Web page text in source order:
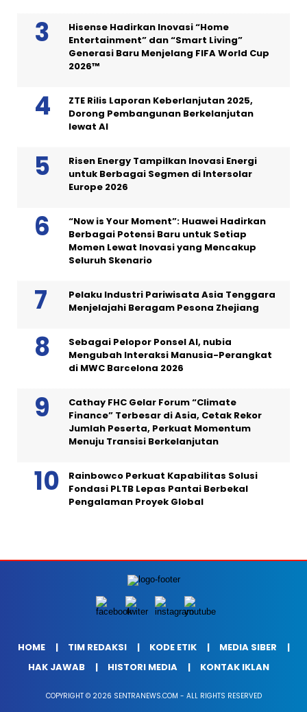
Hisense Hadirkan Inovasi “Home
Entertainment” dan “Smart Living”
Generasi Baru Menjelang FIFA World Cup
2026™
ZTE Rilis Laporan Keberlanjutan 2025,
Dorong Pembangunan Berkelanjutan
lewat AI
Risen Energy Tampilkan Inovasi Energi
untuk Berbagai Segmen di Intersolar
Europe 2026
“Now is Your Moment”: Huawei Hadirkan
Berbagai Potensi Baru untuk Setiap
Momen Lewat Inovasi yang Mencakup
Seluruh Skenario
Pelaku Industri Pariwisata Asia Tenggara
Menjelajahi Beragam Pesona Zhejiang
Sebagai Pelopor Ponsel AI, nubia
Mengubah Interaksi Manusia-Perangkat
di MWC Barcelona 2026
Cathay FHC Gelar Forum “Climate
Finance” Terbesar di Asia, Cetak Rekor
Jumlah Peserta, Perkuat Momentum
Menuju Transisi Berkelanjutan
Rainbowco Perkuat Kapabilitas Solusi
Fondasi PLTB Lepas Pantai Berbekal
Pengalaman Proyek Global
HOME TIM REDAKSI KODE ETIK
MEDIA SIBER
HAK JAWAB
HISTORI MEDIA KONTAK IKLAN
COPYRIGHT © 2026 SENTRANEWS.COM - ALL RIGHTS RESERVED